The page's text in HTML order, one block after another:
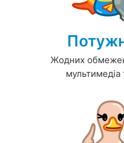
Жодних
мультимедіа